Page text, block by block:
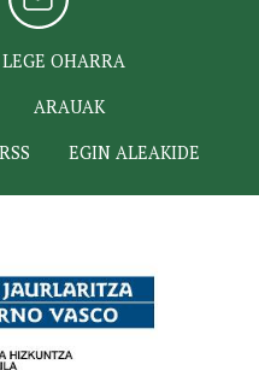
LEGE OHARRA
ARAUAK
RSS EGIN ALEAKIDE